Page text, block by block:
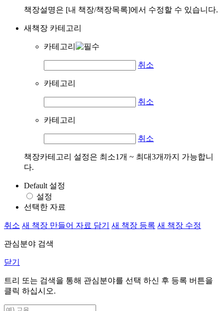
책장설명은 [내 책장/책장목록]에서 수정할 수 있습니다.
새책장 카테고리
카테고리
취소
카테고리
취소
카테고리
취소
책장카테고리 설정은 최소1개 ~ 최대3개까지 가능합니
다.
Default 설정
설정
선택한 자료
취소 새 책장 만들어 자료 담기 새 책장 등록 새 책장 수정
관심분야 검색
닫기
트리 또는 검색을 통해 관심분야를 선택 하신 후 등록 버튼을
클릭 하십시오.